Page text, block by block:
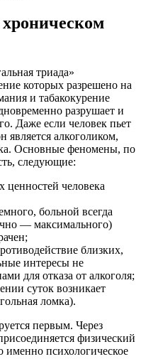
триада»
которых разрешено на
и табакокурение
разрушает и
Даже если человек пьет
является алкоголиком,
Основные феномены, по
следующие:
ценностей человека
больной всегда
— максимального)
близких,
интересы не
для отказа от алкоголя;
суток возникает
ломка).
первым. Через
физический
именно психологическое